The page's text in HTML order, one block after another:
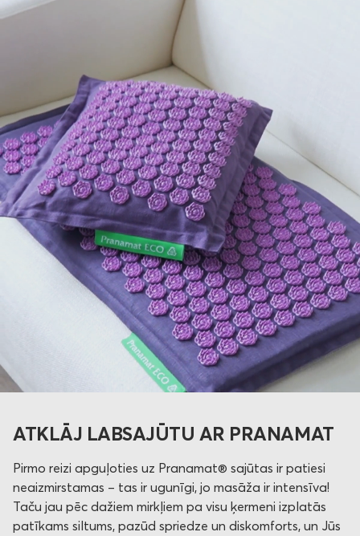
ATKLĀJ LABSAJŪTU AR PRANAMAT
Pirmo reizi apguļoties uz Pranamat® sajūtas ir patiesi
neaizmirstamas – tas ir ugunīgi, jo masāža ir intensīva!
Taču jau pēc dažiem mirkļiem pa visu ķermeni izplatās
patīkams siltums, pazūd spriedze un diskomforts, un Jūs